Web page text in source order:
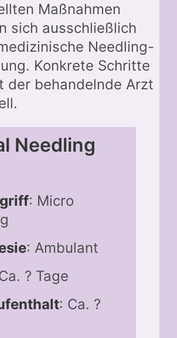
Maßnahmen
sich ausschließlich
Needling-
Konkrete Schritte
der behandelnde Arzt
Needling
: Micro
: Ambulant
? Tage
: Ca. ?